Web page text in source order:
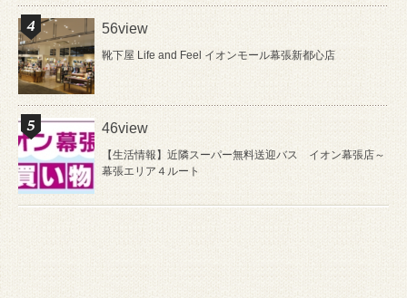
56view
靴下屋 Life and Feel イオンモール幕張新都心店
46view
【生活情報】近隣スーパー無料送迎バス イオン幕張店～
幕張エリア４ルート